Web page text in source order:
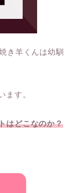
き羊くんは幼馴
ます。
はどこなのか？